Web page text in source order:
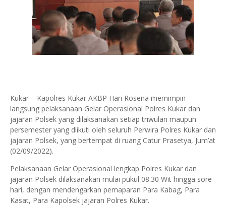
Kukar – Kapolres Kukar AKBP Hari Rosena memimpin
langsung pelaksanaan Gelar Operasional Polres Kukar dan
jajaran Polsek yang dilaksanakan setiap triwulan maupun
persemester yang diikuti oleh seluruh Perwira Polres Kukar dan
jajaran Polsek, yang bertempat di ruang Catur Prasetya, Jum’at
(02/09/2022).
Pelaksanaan Gelar Operasional lengkap Polres Kukar dan
jajaran Polsek dilaksanakan mulai pukul 08.30 Wit hingga sore
hari, dengan mendengarkan pemaparan Para Kabag, Para
Kasat, Para Kapolsek jajaran Polres Kukar.